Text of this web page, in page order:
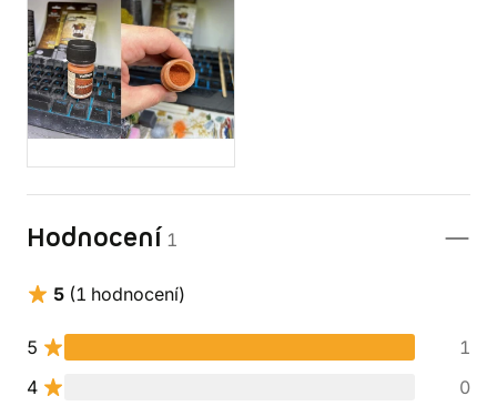
Hodnocení 1
5 (1 hodnocení)
5
1
4
0